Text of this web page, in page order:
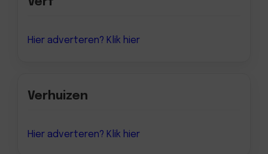
Hier adverteren? Klik hier
Verhuizen
Hier adverteren? Klik hier